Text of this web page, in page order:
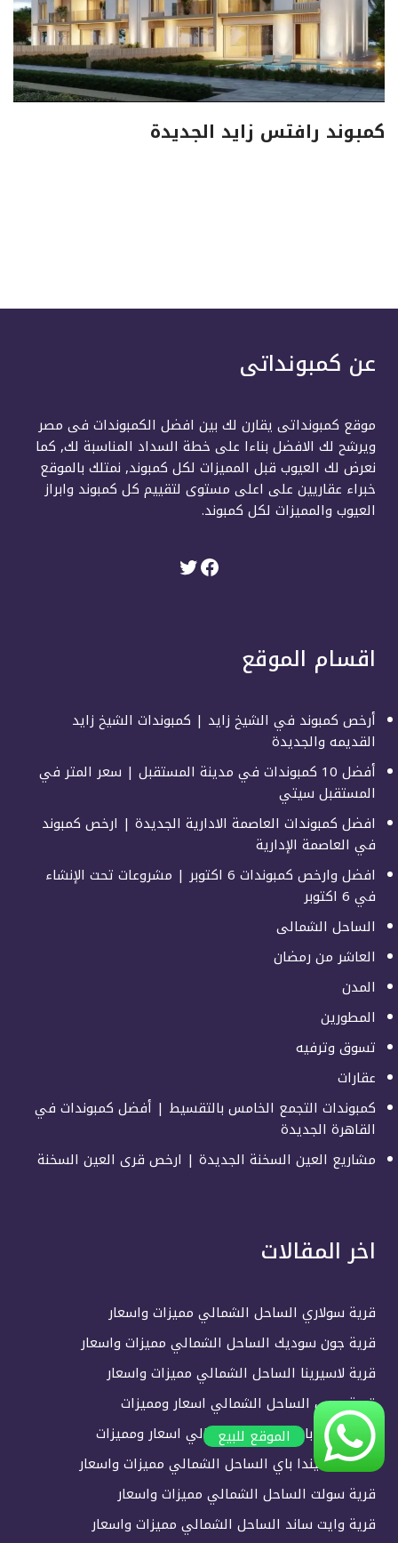
كمبوند رافتس زايد الجديدة
عن كمبونداتى
موقع كمبونداتى يقارن لك بين افضل الكمبوندات فى مصر
ويرشح لك الافضل بناءا على خطة السداد المناسبة لك, كما
نعرض لك العيوب قبل المميزات لكل كمبوند, نمتلك بالموقع
خبراء عقاريين على اعلى مستوى لتقييم كل كمبوند وابراز
العيوب والمميزات لكل كمبوند.
اقسام الموقع
أرخص كمبوند في الشيخ زايد | كمبوندات الشيخ زايد
القديمه والجديدة
أفضل 10 كمبوندات في مدينة المستقبل | سعر المتر في
المستقبل سيتي
افضل كمبوندات العاصمة الادارية الجديدة | ارخص كمبوند
في العاصمة الإدارية
افضل وارخص كمبوندات 6 اكتوبر | مشروعات تحت الإنشاء
في 6 اكتوبر
الساحل الشمالى
العاشر من رمضان
المدن
المطورين
تسوق وترفيه
عقارات
كمبوندات التجمع الخامس بالتقسيط | أفضل كمبوندات في
القاهرة الجديدة
مشاريع العين السخنة الجديدة | ارخص قرى العين السخنة
اخر المقالات
قرية سولاري الساحل الشمالي مميزات واسعار
قرية جون سوديك الساحل الشمالي مميزات واسعار
قرية لاسيرينا الساحل الشمالي مميزات واسعار
قرية دوس الساحل الشمالي اسعار ومميزات
قرية هايد بارك الساحل الشمالي اسعار ومميزات
قرية هاسيندا باي الساحل الشمالي مميزات واسعار
قرية سولت الساحل الشمالي مميزات واسعار
قرية وايت ساند الساحل الشمالي مميزات واسعار
الموقع للبيع